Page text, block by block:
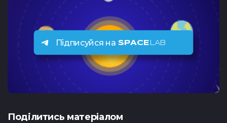
Підписуйся на SPACE LAB
Подiлитись матеріалом